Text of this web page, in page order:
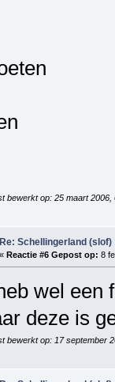
bewerkt op: 25 maart
Re: Schellingerland (slof)
« Reactie #6 Gepost op: 8
wel een
deze is
bewerkt op: 17 september